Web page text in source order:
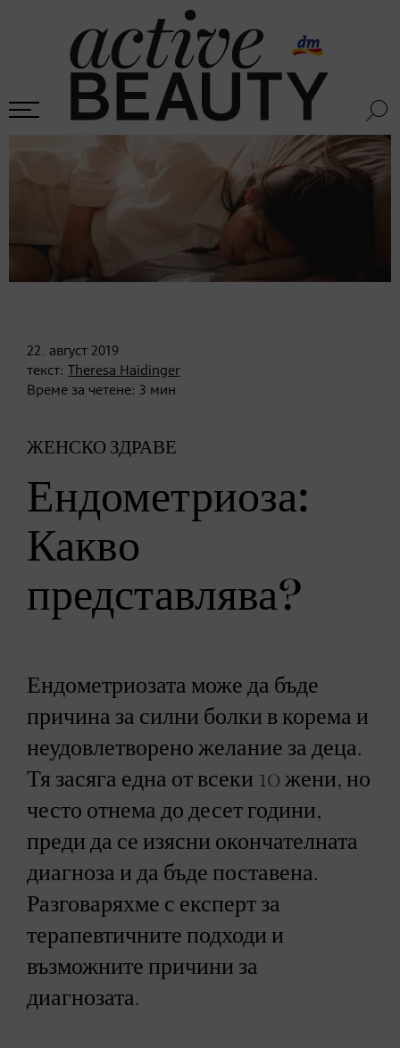
22. август 2019
текст:
Theresa Haidinger
Време за четене: 3 мин
ЖЕНСКО ЗДРАВЕ
Ендометриоза:
Какво
представлява?
Ендометриозата може да бъде
причина за силни болки в корема и
неудовлетворено желание за деца.
Тя засяга една от всеки 10 жени, но
често отнема до десет години,
преди да се изясни окончателната
диагноза и да бъде поставена.
Разговаряхме с експерт за
терапевтичните подходи и
възможните причини за
диагнозата.